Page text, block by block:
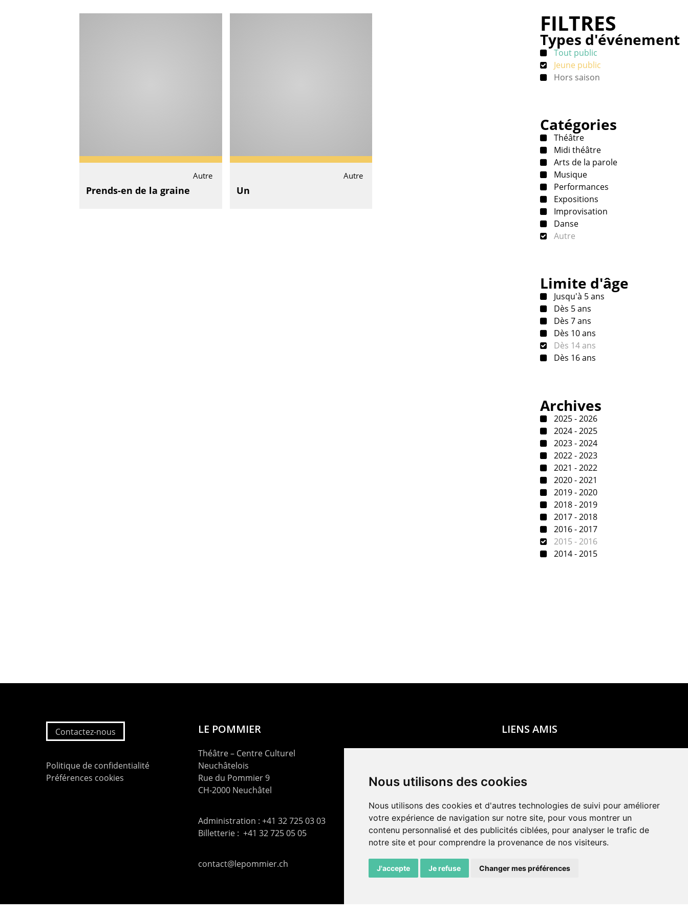
Nous utilisons des cookies
Nous utilisons des cookies et d'autres technologies de suivi pour améliorer
votre expérience de navigation sur notre site, pour vous montrer un
contenu personnalisé et des publicités ciblées, pour analyser le trafic de
notre site et pour comprendre la provenance de nos visiteurs.
J'accepte Je refuse Changer mes préférences
Autre
Prends-en de la graine
Autre
Un
FILTRES
Types d'événement
Tout public
Jeune public
Hors saison
Catégories
Théâtre
Midi théâtre
Arts de la parole
Musique
Performances
Expositions
Improvisation
Danse
Autre
Limite d'âge
Jusqu'à 5 ans
Dès 5 ans
Dès 7 ans
Dès 10 ans
Dès 14 ans
Dès 16 ans
Archives
2025 - 2026
2024 - 2025
2023 - 2024
2022 - 2023
2021 - 2022
2020 - 2021
2019 - 2020
2018 - 2019
2017 - 2018
2016 - 2017
2015 - 2016
2014 - 2015
Contactez-nous
Politique de confidentialité
Préférences cookies
LE POMMIER
Théâtre – Centre Culturel
Neuchâtelois
Rue du Pommier 9
CH-2000 Neuchâtel
Administration : +41 32 725 03 03
Billetterie : +41 32 725 05 05
contact@lepommier.ch
LIENS AMIS